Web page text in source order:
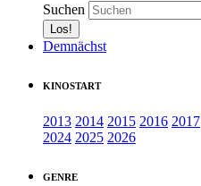
Suchen
Demnächst
KINOSTART
2013 2014 2015 2016 2017
2024 2025 2026
GENRE